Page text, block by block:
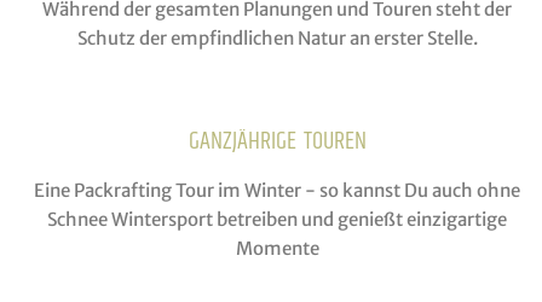
Während der gesamten Planungen und Touren steht der
Schutz der empfindlichen Natur an erster Stelle.
GANZJÄHRIGE TOUREN
Eine Packrafting Tour im Winter - so kannst Du auch ohne
Schnee Wintersport betreiben und genießt einzigartige
Momente